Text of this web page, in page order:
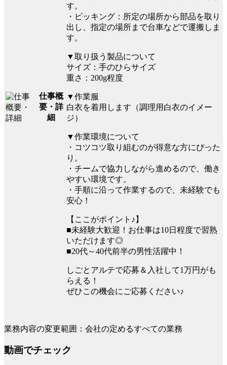
仕事概
要・詳
細
す。
・ピッキング：所定の場所から部品を取り
出し、指定の場所まで台車などで運搬しま
す。
▼取り扱う製品について
サイズ：手のひらサイズ
重さ：200g程度
▼作業服
白衣を着用します（調理用白衣のイメー
ジ）
▼作業環境について
・コツコツ取り組むのが得意な方にぴった
り。
・チームで協力しながら進めるので、働き
やすい環境です。
・手順に沿って作業するので、未経験でも
安心！
【ここがポイント♪】
■未経験大歓迎！お仕事は10日程度で習熟
いただけます◎
■20代～40代前半の男性活躍中！
しごとアルテで応募＆入社して1万円がも
らえる！
ぜひこの機会にご応募ください♪
業務内容の変更範囲：会社の定めるすべての業務
動画でチェック